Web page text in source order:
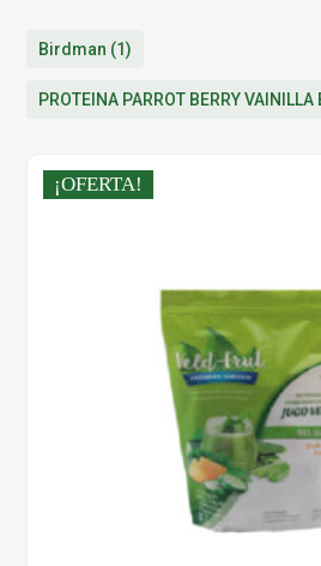
Birdman (1)
PROTEINA PARROT BERRY
¡OFERTA!